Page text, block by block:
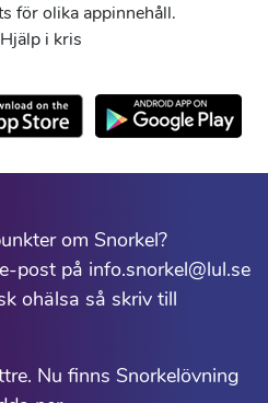
för olika appinnehåll.
i kris
om Snorkel?
post på info.snorkel@lul.se
ohälsa så skriv till
Nu finns Snorkelövning